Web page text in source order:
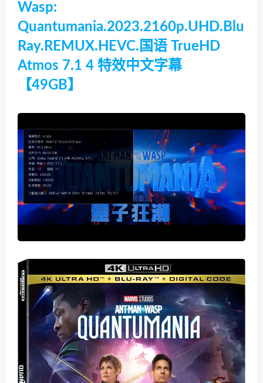
Wasp:
Quantumania.2023.2160p.UHD.Blu
Ray.REMUX.HEVC.国语 TrueHD
Atmos 7.1 4 特效中文字幕
【49GB】